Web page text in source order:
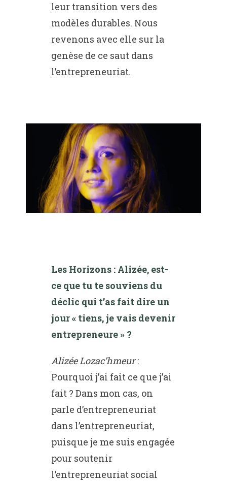
leur transition vers des
modèles durables. Nous
revenons avec elle sur la
genèse de ce saut dans
l’entrepreneuriat.
Les Horizons : Alizée, est-
ce que tu te souviens du
déclic qui t’as fait dire un
jour « tiens, je vais devenir
entrepreneure » ?
Alizée Lozac’hmeur:
Pourquoi j’ai fait ce que j’ai
fait ? Dans mon cas, on
parle d’entrepreneuriat
dans l’entrepreneuriat,
puisque je me suis engagée
pour soutenir
l’entrepreneuriat social